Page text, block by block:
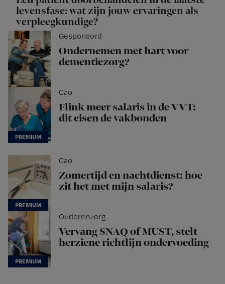
levensfase: wat zijn jouw ervaringen als
verpleegkundige?
Gesponsord
Ondernemen met hart voor
dementiezorg?
Cao
Flink meer salaris in de VVT:
dit eisen de vakbonden
Cao
Zomertijd en nachtdienst: hoe
zit het met mijn salaris?
Ouderenzorg
Vervang SNAQ of MUST, stelt
herziene richtlijn ondervoeding